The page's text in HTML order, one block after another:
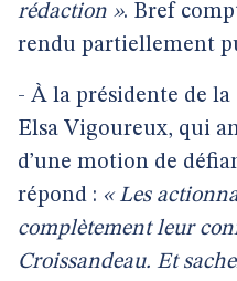
rédaction ». Bref
rendu partiellement
- À la présidente de la
Elsa Vigoureux, qui
d’une motion de
répond : « Les
complètement leur
Croissandeau. Et